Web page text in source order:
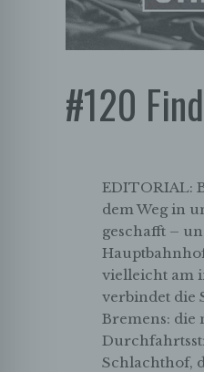
#120
EDITORIAL:
dem Weg in
geschafft –
vielleicht am
verbindet die
Bremens: die
Schlachthof,